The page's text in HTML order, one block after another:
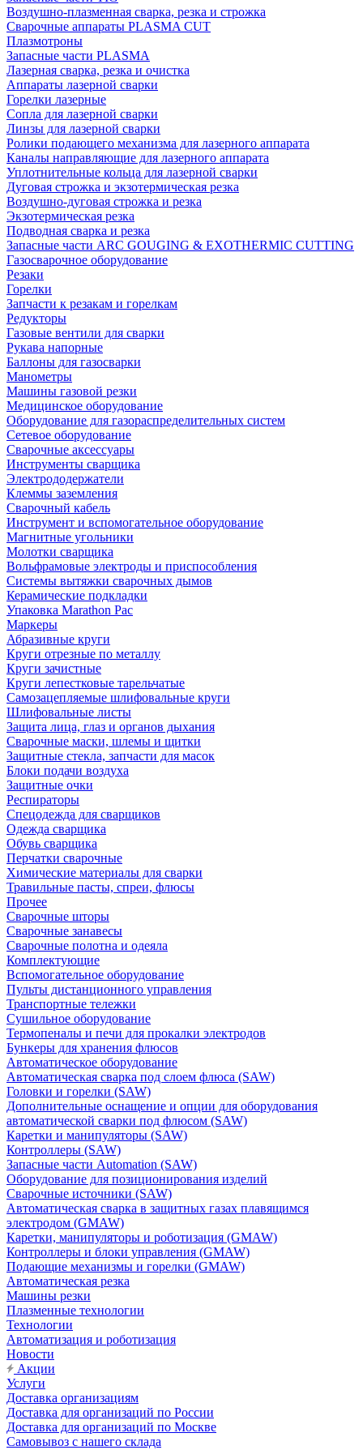
Воздушно-плазменная сварка, резка и строжка
Сварочные аппараты PLASMA CUT
Плазмотроны
Запасные части PLASMA
Лазерная сварка, резка и очистка
Аппараты лазерной сварки
Горелки лазерные
Сопла для лазерной сварки
Линзы для лазерной сварки
Ролики подающего механизма для лазерного аппарата
Каналы направляющие для лазерного аппарата
Уплотнительные кольца для лазерной сварки
Дуговая строжка и экзотермическая резка
Воздушно-дуговая строжка и резка
Экзотермическая резка
Подводная сварка и резка
Запасные части ARC GOUGING & EXOTHERMIC CUTTING
Газосварочное оборудование
Резаки
Горелки
Запчасти к резакам и горелкам
Редукторы
Газовые вентили для сварки
Рукава напорные
Баллоны для газосварки
Манометры
Машины газовой резки
Медицинское оборудование
Оборудование для газораспределительных систем
Сетевое оборудование
Сварочные аксессуары
Инструменты сварщика
Электрододержатели
Клеммы заземления
Сварочный кабель
Инструмент и вспомогательное оборудование
Магнитные угольники
Молотки сварщика
Вольфрамовые электроды и приспособления
Системы вытяжки сварочных дымов
Керамические подкладки
Упаковка Marathon Pac
Маркеры
Абразивные круги
Круги отрезные по металлу
Круги зачистные
Круги лепестковые тарельчатые
Самозацепляемые шлифовальные круги
Шлифовальные листы
Защита лица, глаз и органов дыхания
Сварочные маски, шлемы и щитки
Защитные стекла, запчасти для масок
Блоки подачи воздуха
Защитные очки
Респираторы
Спецодежда для сварщиков
Одежда сварщика
Обувь сварщика
Перчатки сварочные
Химические материалы для сварки
Травильные пасты, спреи, флюсы
Прочее
Сварочные шторы
Сварочные занавесы
Сварочные полотна и одеяла
Комплектующие
Вспомогательное оборудование
Пульты дистанционного управления
Транспортные тележки
Сушильное оборудование
Термопеналы и печи для прокалки электродов
Бункеры для хранения флюсов
Автоматическое оборудование
Автоматическая сварка под слоем флюса (SAW)
Головки и горелки (SAW)
Дополнительные оснащение и опции для оборудования
автоматической сварки под флюсом (SAW)
Каретки и манипуляторы (SAW)
Контроллеры (SAW)
Запасные части Automation (SAW)
Оборудование для позиционирования изделий
Сварочные источники (SAW)
Автоматическая сварка в защитных газах плавящимся
электродом (GMAW)
Каретки, манипуляторы и роботизация (GMAW)
Контроллеры и блоки управления (GMAW)
Подающие механизмы и горелки (GMAW)
Автоматическая резка
Машины резки
Плазменные технологии
Технологии
Автоматизация и роботизация
Новости
Акции
Услуги
Доставка организациям
Доставка для организаций по России
Доставка для организаций по Москве
Самовывоз с нашего склада